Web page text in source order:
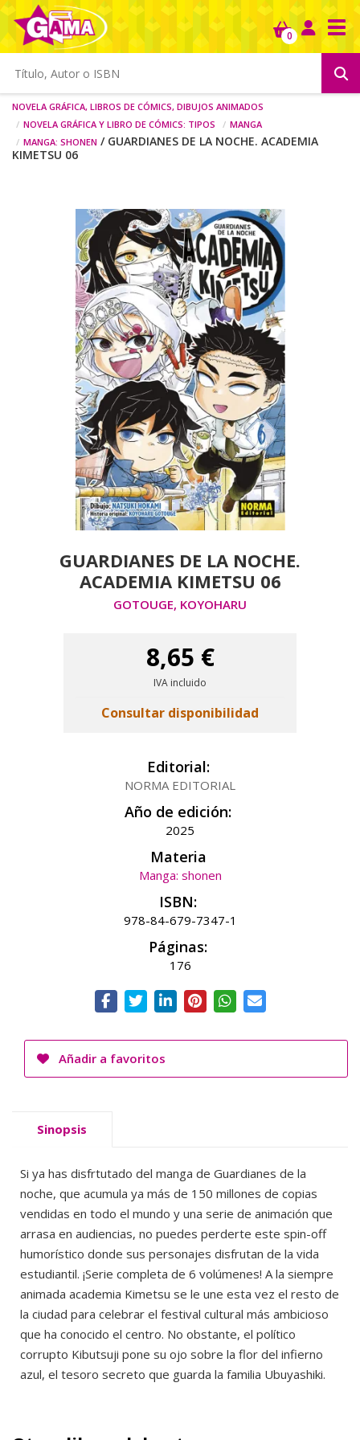
0
Novela gráfica, libros de cómics, dibujos animados
Novela gráfica y libro de cómics: tipos
Manga
Manga: shonen / GUARDIANES DE LA NOCHE. ACADEMIA
KIMETSU 06
GUARDIANES DE LA NOCHE.
ACADEMIA KIMETSU 06
GOTOUGE, KOYOHARU
8,65 €
IVA incluido
Consultar disponibilidad
Editorial:
NORMA EDITORIAL
Año de edición:
2025
Materia
Manga: shonen
ISBN:
978-84-679-7347-1
Páginas:
176
Añadir a favoritos
Sinopsis
Si ya has disfrtutado del manga de Guardianes de la
noche, que acumula ya más de 150 millones de copias
vendidas en todo el mundo y una serie de animación que
arrasa en audiencias, no puedes perderte este spin-off
humorístico donde sus personajes disfrutan de la vida
estudiantil. ¡Serie completa de 6 volúmenes! A la siempre
animada academia Kimetsu se le une esta vez el resto de
la ciudad para celebrar el festival cultural más ambicioso
que ha conocido el centro. No obstante, el político
corrupto Kibutsuji pone su ojo sobre la flor del infierno
azul, el tesoro secreto que guarda la familia Ubuyashiki.